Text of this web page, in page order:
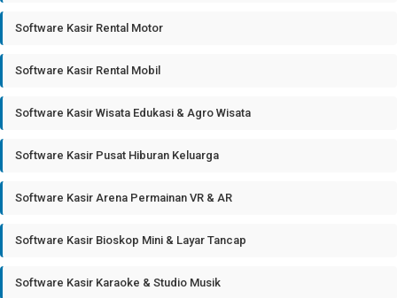
Software Kasir Rental Motor
Software Kasir Rental Mobil
Software Kasir Wisata Edukasi & Agro Wisata
Software Kasir Pusat Hiburan Keluarga
Software Kasir Arena Permainan VR & AR
Software Kasir Bioskop Mini & Layar Tancap
Software Kasir Karaoke & Studio Musik